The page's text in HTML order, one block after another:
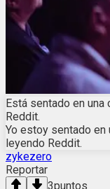
Está sentado en
Reddit.
Yo estoy sentado en
leyendo Reddit.
zykezero
Reportar
3puntos